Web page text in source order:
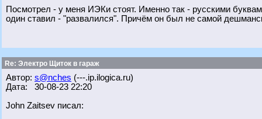
Посмотрел - у меня ИЭКи стоят. Именно так - русскими
один ставил - "развалился". Причём он был не самой
Re: Электро Щиток в гараж
Автор: s@nches (---.ip.ilogica.ru)
Дата: 30-08-23 22:20
John Zaitsev писал: